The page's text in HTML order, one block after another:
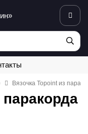
Вязочка Topoint из